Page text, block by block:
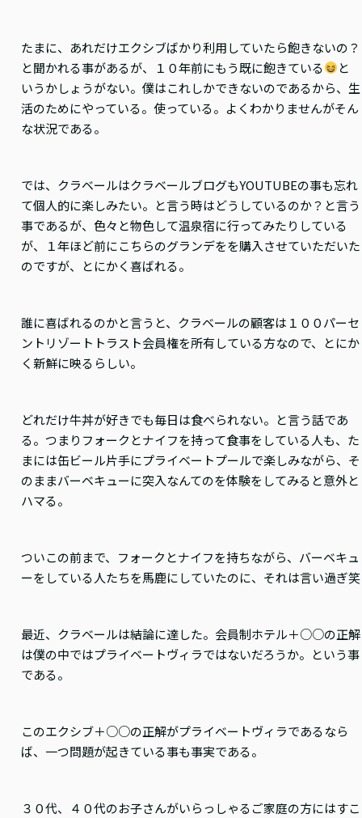
たまに、あれだけエクシブばかり利用していたら飽きないの？
と聞かれる事があるが、１０年前にもう既に飽きている
と
いうかしょうがない。僕はこれしかできないのであるから、生
活のためにやっている。使っている。よくわかりませんがそん
な状況である。
では、クラベールはクラベールブログもYOUTUBEの事も忘れ
て個人的に楽しみたい。と言う時はどうしているのか？と言う
事であるが、色々と物色して温泉宿に行ってみたりしている
が、１年ほど前にこちらのグランデをを購入させていただいた
のですが、とにかく喜ばれる。
誰に喜ばれるのかと言うと、クラベールの顧客は１００パーセ
ントリゾートトラスト会員権を所有している方なので、とにか
く新鮮に映るらしい。
どれだけ牛丼が好きでも毎日は食べられない。と言う話であ
る。つまりフォークとナイフを持って食事をしている人も、た
まには缶ビール片手にプライベートプールで楽しみながら、そ
のままバーベキューに突入なんてのを体験をしてみると意外と
ハマる。
ついこの前まで、フォークとナイフを持ちながら、バーベキュ
ーをしている人たちを馬鹿にしていたのに、それは言い過ぎ笑
最近、クラベールは結論に達した。会員制ホテル＋○○の正解
は僕の中ではプライベートヴィラではないだろうか。という事
である。
このエクシブ＋○○の正解がプライベートヴィラであるなら
ば、一つ問題が起きている事も事実である。
３０代、４０代のお子さんがいらっしゃるご家庭の方にはすこ